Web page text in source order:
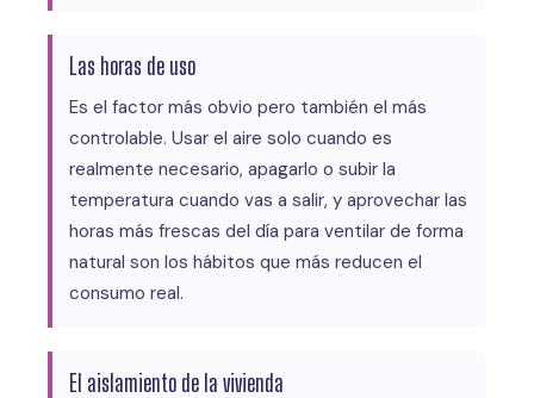
Las horas de uso
Es el factor más obvio pero también el más
controlable. Usar el aire solo cuando es
realmente necesario, apagarlo o subir la
temperatura cuando vas a salir, y aprovechar las
horas más frescas del día para ventilar de forma
natural son los hábitos que más reducen el
consumo real.
El aislamiento de la vivienda